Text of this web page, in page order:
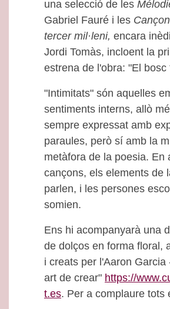
una selecció de les
Gabriel Fauré i les
tercer mil·leni, encara
Jordi Tomàs, incloent la
estrena de l'obra: "El bosc
"Intimitats" són aquelles
sentiments interns, allò
sempre expressat amb
paraules, però sí amb la
metàfora de la poesia. En
cançons, els elements de
parlen, i les persones
somien.
Ens hi acompanyarà una
de dolços en forma floral,
i creats per l'Aaron Garcia
art de crear" https://
t.es. Per a complaure tots